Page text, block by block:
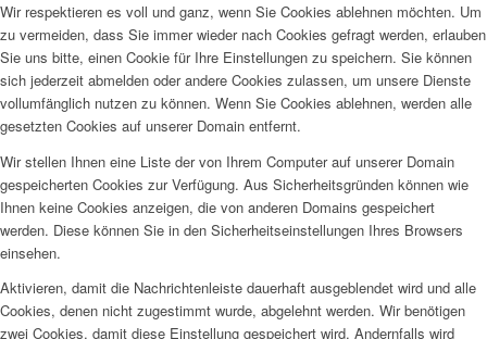
Wir respektieren es voll und ganz, wenn Sie Cookies ablehnen möchten. Um
zu vermeiden, dass Sie immer wieder nach Cookies gefragt werden, erlauben
Sie uns bitte, einen Cookie für Ihre Einstellungen zu speichern. Sie können
sich jederzeit abmelden oder andere Cookies zulassen, um unsere Dienste
vollumfänglich nutzen zu können. Wenn Sie Cookies ablehnen, werden alle
gesetzten Cookies auf unserer Domain entfernt.
Wir stellen Ihnen eine Liste der von Ihrem Computer auf unserer Domain
gespeicherten Cookies zur Verfügung. Aus Sicherheitsgründen können wie
Ihnen keine Cookies anzeigen, die von anderen Domains gespeichert
werden. Diese können Sie in den Sicherheitseinstellungen Ihres Browsers
einsehen.
Aktivieren, damit die Nachrichtenleiste dauerhaft ausgeblendet wird und alle
Cookies, denen nicht zugestimmt wurde, abgelehnt werden. Wir benötigen
zwei Cookies, damit diese Einstellung gespeichert wird. Andernfalls wird